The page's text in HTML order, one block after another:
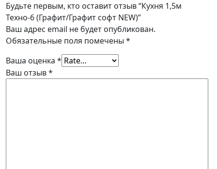
Будьте первым, кто оставит отзыв “Кухня 1,5м
Техно-6 (Графит/Графит софт NEW)”
Ваш адрес email не будет опубликован.
Обязательные поля помечены *
Ваша оценка *
Ваш отзыв*